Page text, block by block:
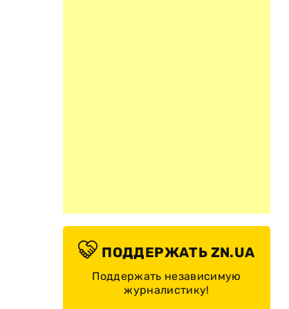
ПОДДЕРЖАТЬ ZN.UA
Поддержать независимую
журналистику!